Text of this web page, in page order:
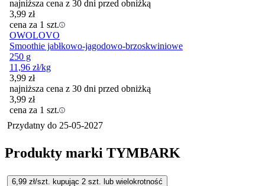
najniższa cena z 30 dni przed obniżką
3,99 zł
cena za 1 szt.
OWOLOVO
Smoothie jabłkowo-jagodowo-brzoskwiniowe
250 g
11,96 zł/kg
3,99 zł
najniższa cena z 30 dni przed obniżką
3,99 zł
cena za 1 szt.
Przydatny do 25-05-2027
Produkty marki TYMBARK
6,99 zł/szt. kupując 2 szt. lub wielokrotność